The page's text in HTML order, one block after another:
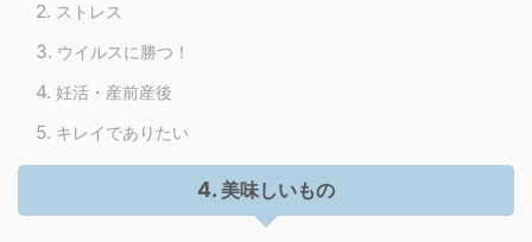
ストレス
ウイルスに勝つ！
妊活・産前産後
キレイでありたい
美味しいもの